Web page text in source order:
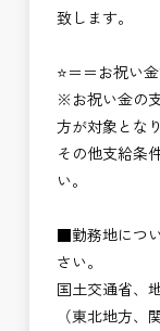
致します。
⭐＝＝お祝い
※お祝い金の
方が対象とな
その他支給条
い。
■勤務地につ
さい。
国土交通省、
（東北地方、